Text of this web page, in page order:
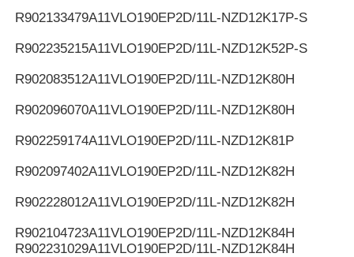
R902133479A11VLO190EP2D/11L-NZD12K17P-S
R902235215A11VLO190EP2D/11L-NZD12K52P-S
R902083512A11VLO190EP2D/11L-NZD12K80H
R902096070A11VLO190EP2D/11L-NZD12K80H
R902259174A11VLO190EP2D/11L-NZD12K81P
R902097402A11VLO190EP2D/11L-NZD12K82H
R902228012A11VLO190EP2D/11L-NZD12K82H
R902104723A11VLO190EP2D/11L-NZD12K84H
R902231029A11VLO190EP2D/11L-NZD12K84H